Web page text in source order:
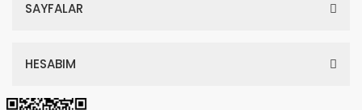
SAYFALAR
HESABIM